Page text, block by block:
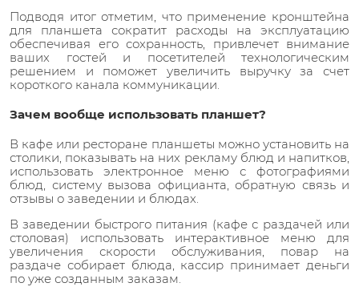
Подводя итог отметим, что применение кронштейна
для планшета сократит расходы на эксплуатацию
обеспечивая его сохранность, привлечет внимание
ваших гостей и посетителей технологическим
решением и поможет увеличить выручку за счет
короткого канала коммуникации.
Зачем вообще использовать планшет?
В кафе или ресторане планшеты можно установить на
столики, показывать на них рекламу блюд и напитков,
использовать электронное меню с фотографиями
блюд, систему вызова официанта, обратную связь и
отзывы о заведении и блюдах.
В заведении быстрого питания (кафе с раздачей или
столовая) использовать интерактивное меню для
увеличения скорости обслуживания, повар на
раздаче собирает блюда, кассир принимает деньги
по уже созданным заказам.